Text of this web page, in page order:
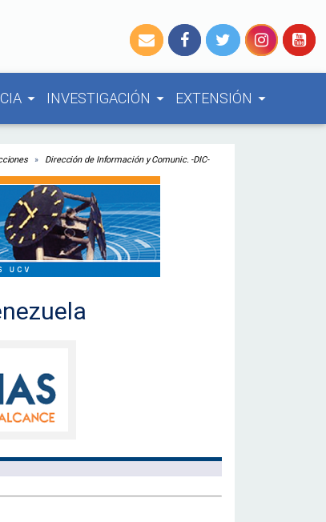
arrow_drop_down INVESTIGACIÓN arrow_drop_down EXTENSIÓN arrow_drop_down
Dirección de Información y Comunic. -DIC-